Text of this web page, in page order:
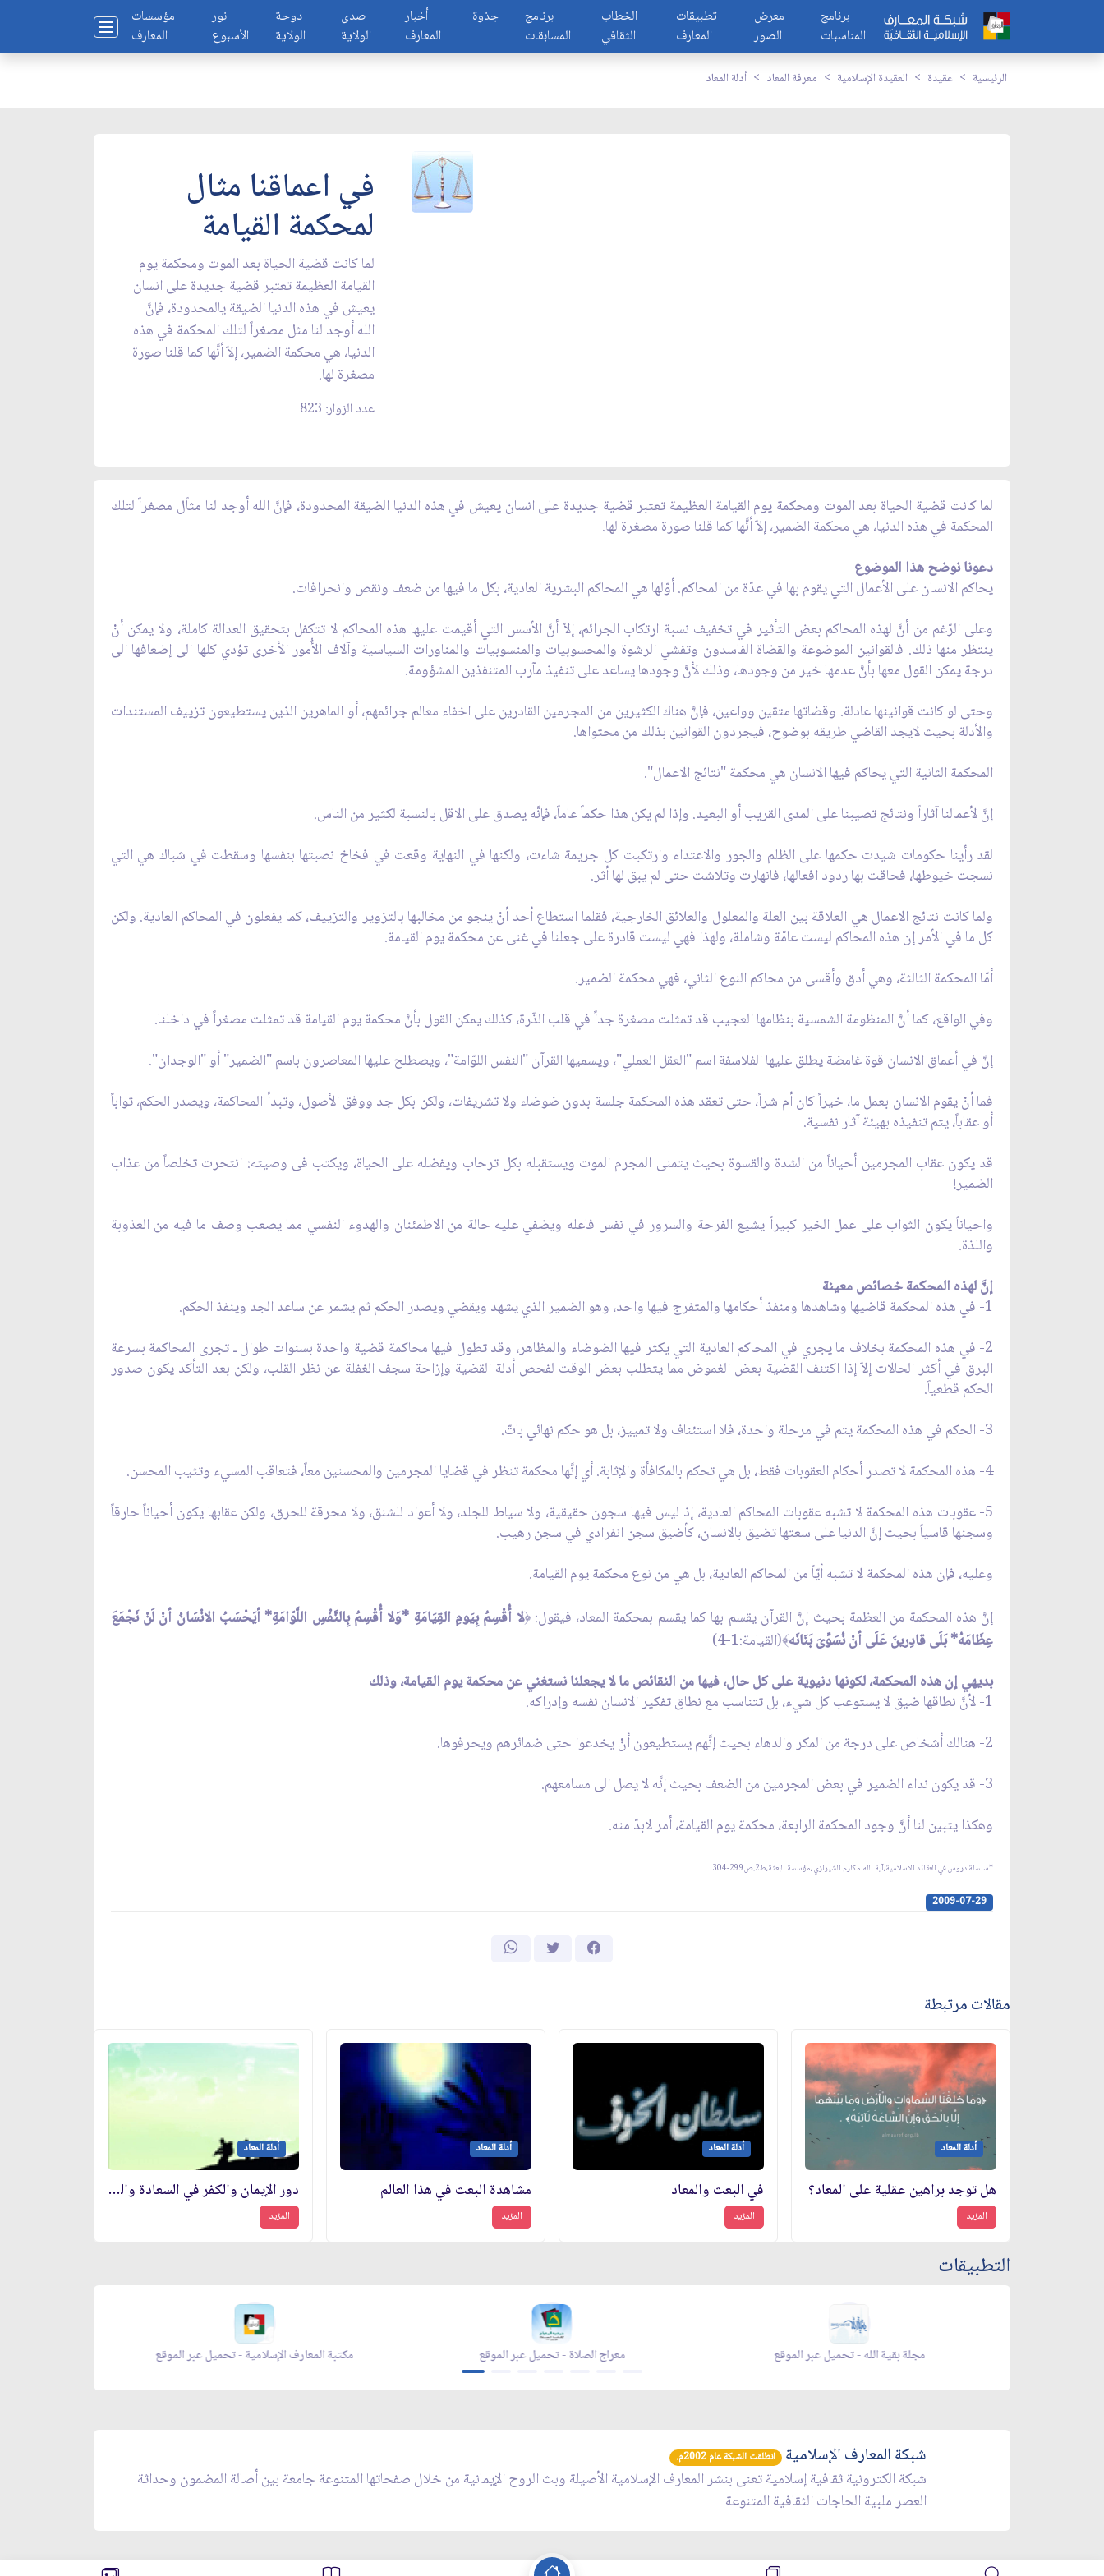
مؤسسات
المعارف
نور
الأسبوع
دوحة
الولاية
صدى
الولاية
أخبار
المعارف
جذوة
برنامج
المسابقات
الخطاب
الثقافي
تطبيقات
المعارف
معرض
الصور
برنامج
المناسبات
الرئيسية عقيدة العقيدة الإسلامية معرفة المعاد أدلة المعاد
في اعماقنا مثال
لمحكمة القيامة
لما كانت قضية الحياة بعد الموت ومحكمة يوم
القيامة العظيمة تعتبر قضية جديدة على انسان
يعيش في هذه الدنيا الضيقة يالمحدودة، فإنَّ
الله أوجد لنا مثل مصغراً لتلك المحكمة في هذه
الدنيا، هي محكمة الضمير، إلاّ أنَّها كما قلنا صورة
مصغرة لها.
عدد الزوار: 823
لما كانت قضية الحياة بعد الموت ومحكمة يوم القيامة العظيمة تعتبر قضية جديدة على انسان يعيش في هذه الدنيا الضيقة المحدودة، فإنَّ الله أوجد لنا مثاًل مصغراً لتلك
المحكمة في هذه الدنيا، هي محكمة الضمير، إلاّ أنَّها كما قلنا صورة مصغرة لها.
دعونا نوضح هذا الموضوع
يحاكم الانسان على الأعمال التي يقوم بها في عدّة من المحاكم. أوّلها هي المحاكم البشرية العادية، بكل ما فيها من ضعف ونقص وانحرافات.
وعلى الرّغم من أنَّ لهذه المحاكم بعض التأثير في تخفيف نسبة ارتكاب الجرائم، إلاّ أنَّ الأسس التي أقيمت عليها هذه المحاكم لا تتكفل بتحقيق العدالة كاملة، ولا يمكن أنْ
ينتظر منها ذلك. فالقوانين الموضوعة والقضاة الفاسدون وتفشي الرشوة والمحسوبيات والمنسوبيات والمناورات السياسية وآلاف الأُمور الأخرى تؤدي كلها الى إضعافها الى
درجة يمكن القول معها بأنَّ عدمها خير من وجودها، وذلك لأنَّ وجودها يساعد على تنفيذ مآرب المتنفذين المشؤومة.
وحتى لو كانت قوانينها عادلة. وقضاتها متقين وواعين، فإنَّ هناك الكثيرين من المجرمين القادرين على اخفاء معالم جرائمهم، أو الماهرين الذين يستطيعون تزييف المستندات
والأدلة بحيث لايجد القاضي طريقه بوضوح، فيجردون القوانين بذلك من محتواها.
المحكمة الثانية التي يحاكم فيها الانسان هي محكمة "نتائج الاعمال".
إنَّ لأعمالنا آثاراً ونتائج تصيبنا على المدى القريب أو البعيد. وإذا لم يكن هذا حكماً عاماً، فإنَّه يصدق على الاقل بالنسبة لكثير من الناس.
لقد رأينا حكومات شيدت حكمها على الظلم والجور والاعتداء وارتكبت كل جريمة شاءت، ولكنها في النهاية وقعت في فخاخ نصبتها بنفسها وسقطت في شباك هي التي
نسجت خيوطها، فحاقت بها ردود افعالها، فانهارت وتلاشت حتى لم يبق لها أثر.
ولما كانت نتائج الاعمال هي العلاقة بين العلة والمعلول والعلائق الخارجية، فقلما استطاع أحد أنْ ينجو من مخالبها بالتزوير والتزييف، كما يفعلون في المحاكم العادية. ولكن
كل ما في الأمر إن هذه المحاكم ليست عامّة وشاملة، ولهذا فهي ليست قادرة على جعلنا في غنى عن محكمة يوم القيامة.
أمّا المحكمة الثالثة، وهي أدق وأقسى من محاكم النوع الثاني، فهي محكمة الضمير.
وفي الواقع، كما أنَّ المنظومة الشمسية بنظامها العجيب قد تمثلت مصغرة جداً في قلب الذّرة، كذلك يمكن القول بأنَّ محكمة يوم القيامة قد تمثلت مصغراً في داخلنا.
إنَّ في أعماق الانسان قوة غامضة يطلق عليها الفلاسفة اسم "العقل العملي"، ويسميها القرآن "النفس اللوّامة"، ويصطلح عليها المعاصرون باسم "الضمير" أو "الوجدان".
فما أنْ يقوم الانسان بعمل ما، خيراً كان أم شراً، حتى تعقد هذه المحكمة جلسة بدون ضوضاء ولا تشريفات، ولكن بكل جد ووفق الأصول، وتبدأ المحاكمة، ويصدر الحكم، ثواباً
أو عقاباً، يتم تنفيذه بهيئة آثار نفسية.
قد يكون عقاب المجرمين أحياناً من الشدة والقسوة بحيث يتمنى المجرم الموت ويستقبله بكل ترحاب ويفضله على الحياة، ويكتب فى وصيته: انتحرت تخلصاً من عذاب
الضمير!
واحياناً يكون الثواب على عمل الخير كبيراً يشيع الفرحة والسرور في نفس فاعله ويضفي عليه حالة من الاطمئنان والهدوء النفسي مما يصعب وصف ما فيه من العذوبة
واللذة.
إنَّ لهذه المحكمة خصائص معينة
1- في هذه المحكمة قاضيها وشاهدها ومنفذ أحكامها والمتفرج فيها واحد، وهو الضمير الذي يشهد ويقضي ويصدر الحكم ثم يشمر عن ساعد الجد وينفذ الحكم.
2- في هذه المحكمة بخلاف ما يجري في المحاكم العادية التي يكثر فيها الضوضاء والمظاهر، وقد تطول فيها محاكمة قضية واحدة بسنوات طوال ـ تجرى المحاكمة بسرعة
البرق في أكثر الحالات إلاّ إذا اكتنف القضية بعض الغموض مما يتطلب بعض الوقت لفحص أدلة القضية وإزاحة سجف الغفلة عن نظر القلب، ولكن بعد التأكد يكون صدور
الحكم قطعياً.
3- الحكم في هذه المحكمة يتم في مرحلة واحدة، فلا استئناف ولا تمييز، بل هو حكم نهائي باتّ.
4- هذه المحكمة لا تصدر أحكام العقوبات فقط، بل هي تحكم بالمكافأة والإثابة. أي إنَّها محكمة تنظر في قضايا المجرمين والمحسنين معاً، فتعاقب المسيء وتثيب المحسن.
5- عقوبات هذه المحكمة لا تشبه عقوبات المحاكم العادية، إذ ليس فيها سجون حقيقية، ولا سياط للجلد، ولا أعواد للشنق، ولا محرقة للحرق، ولكن عقابها يكون أحياناً حارقاً
وسجنها قاسياً بحيث إنَّ الدنيا على سعتها تضيق بالانسان، كأضيق سجن انفرادي في سجن رهيب.
وعليه، فإن هذه المحكمة لا تشبه أيّاً من المحاكم العادية، بل هي من نوع محكمة يوم القيامة.
إنَّ هذه المحكمة من العظمة بحيث إنَّ القرآن يقسم بها كما يقسم بمحكمة المعاد، فيقول:﴿لا أُقْسِمُ بِيَومِ القِيَامَةِ *وَلا أُقْسِمُ بِالنَّفْسِ اللَّوّامَةِ* أيَحْسَبُ الانْسَانُ أنْ لَنْ نَجْمَعَ
عِظَامَهُ* بَلَى قادِرينَ عَلَى أنْ نُسَوِّىَ بَنَانَه﴾(القيامة:1-4)
بديهي إن هذه المحكمة، لكونها دنيوية على كل حال، فيها من النقائص ما لا يجعلنا نستغني عن محكمة يوم القيامة، وذلك
1- لأنَّ نطاقها ضيق لا يستوعب كل شيء، بل تتناسب مع نطاق تفكير الانسان نفسه وإدراكه.
2- هنالك أشخاص على درجة من المكر والدهاء بحيث إنَّهم يستطيعون أنْ يخدعوا حتى ضمائرهم ويحرفوها.
3- قد يكون نداء الضمير في بعض المجرمين من الضعف بحيث إنَّه لا يصل الى مسامعهم.
وهكذا يتبين لنا أنَّ وجود المحكمة الرابعة، محكمة يوم القيامة، أمر لابدّ منه.
*سلسلة دروس في العقائد الاسلامية،آية الله مكارم الشيرازي ،مؤسسة البعثة،ط2.ص299-304
2009-07-29
مقالات مرتبطة
أدلة المعاد
هل توجد براهين عقلية على المعاد؟
المزيد
أدلة المعاد
في البعث والمعاد
المزيد
أدلة المعاد
مشاهدة البعث في هذا العالم
المزيد
أدلة المعاد
دور الإيمان والكفر في السعادة والشقاء الأبديين‏
المزيد
التطبيقات
مجلة بقية الله - تحميل عبر الموقع زاد شهر رمضان - تحميل عبر الموقع زاد شهر رمضان - appstore
شبكة المعارف الإسلامية انطلقت الشبكة عام 2002م.
شبكة الكترونية ثقافية إسلامية تعنى بنشر المعارف الإسلامية الأصيلة وبث الروح الإيمانية من خلال صفحاتها المتنوعة جامعة بين أصالة المضمون وحداثة
العصر ملبية الحاجات الثقافية المتنوعة